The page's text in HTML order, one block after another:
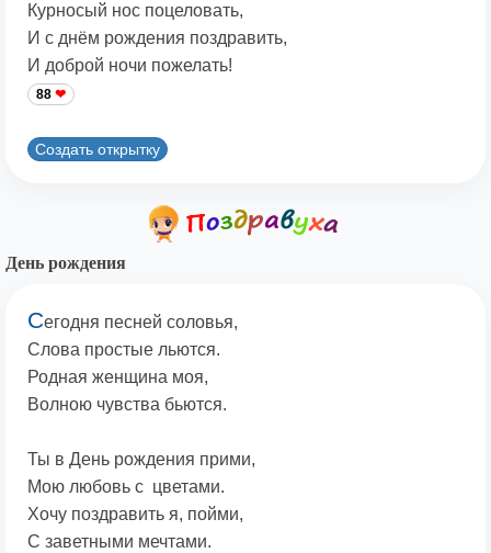
Курносый нос поцеловать,
И с днём рождения поздравить,
И доброй ночи пожелать!
88
Создать открытку
День рождения
Сегодня песней соловья,
Слова простые льются.
Родная женщина моя,
Волною чувства бьются.
Ты в День рождения прими,
Мою любовь с цветами.
Хочу поздравить я, пойми,
С заветными мечтами.